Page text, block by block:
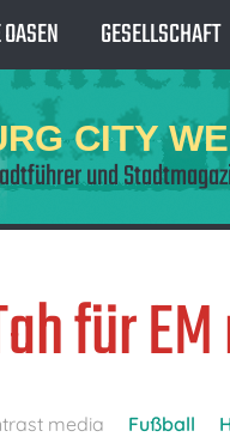
GESELLSCHAFT
CITY
und
für
media Fußball